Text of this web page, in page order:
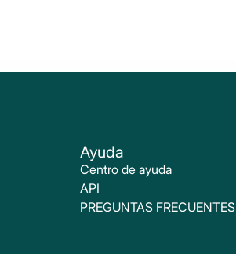
Ayuda
Centro de ayuda
API
PREGUNTAS FRECUENTES